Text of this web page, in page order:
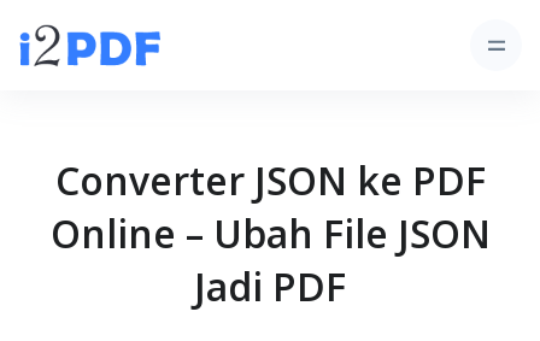
Converter JSON ke PDF
Online – Ubah File JSON
Jadi PDF